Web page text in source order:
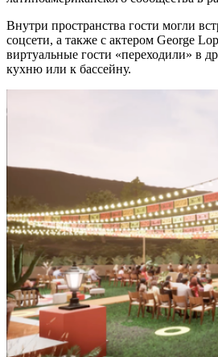
Внутри пространства гости могли
соцсети, а также с актером George
виртуальные гости «переходили» в
кухню или к бассейну.